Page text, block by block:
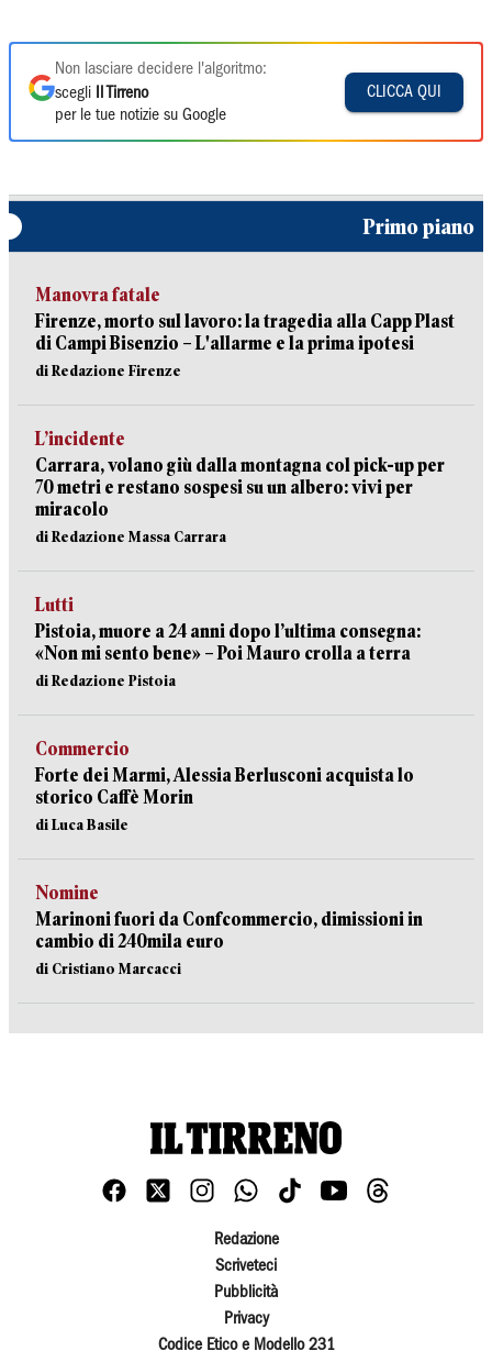
Non lasciare decidere l'algoritmo:
scegli
Il Tirreno
per le tue notizie su Google
CLICCA QUI
Primo piano
Manovra fatale
Firenze, morto sul lavoro: la tragedia alla Capp Plast
di Campi Bisenzio – L'allarme e la prima ipotesi
di Redazione Firenze
L’incidente
Carrara, volano giù dalla montagna col pick-up per
70 metri e restano sospesi su un albero: vivi per
miracolo
di Redazione Massa Carrara
Lutti
Pistoia, muore a 24 anni dopo l’ultima consegna:
«Non mi sento bene» – Poi Mauro crolla a terra
di Redazione Pistoia
Commercio
Forte dei Marmi, Alessia Berlusconi acquista lo
storico Caffè Morin
di Luca Basile
Nomine
Marinoni fuori da Confcommercio, dimissioni in
cambio di 240mila euro
di Cristiano Marcacci
Redazione
Scriveteci
Pubblicità
Privacy
Codice Etico e Modello 231